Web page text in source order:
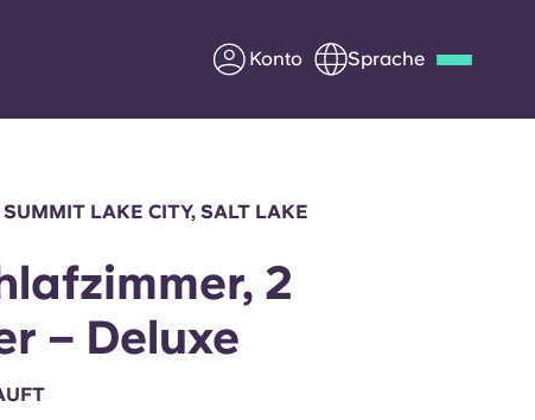
Konto Sprache
Apply Now
Werde Partner von Yugo
LAKE CITY, SALT LAKE
2
– Deluxe